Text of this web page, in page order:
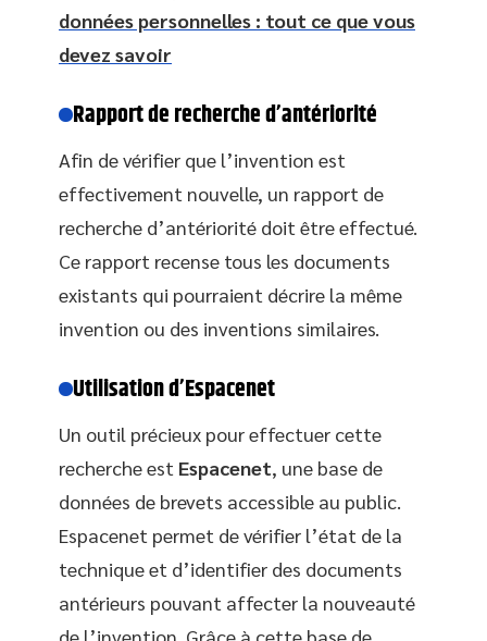
données personnelles : tout ce que vous
devez savoir
Rapport de recherche d’antériorité
Afin de vérifier que l’invention est
effectivement nouvelle, un rapport de
recherche d’antériorité doit être effectué.
Ce rapport recense tous les documents
existants qui pourraient décrire la même
invention ou des inventions similaires.
Utilisation d’Espacenet
Un outil précieux pour effectuer cette
recherche est Espacenet, une base de
données de brevets accessible au public.
Espacenet permet de vérifier l’état de la
technique et d’identifier des documents
antérieurs pouvant affecter la nouveauté
de l’invention. Grâce à cette base de